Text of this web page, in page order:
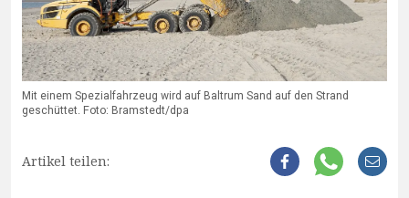
Mit einem Spezialfahrzeug wird auf Baltrum Sand auf den Strand
geschüttet. Foto: Bramstedt/dpa
Artikel teilen: